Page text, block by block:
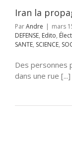
SOCIETEIran la
ParAndre | mars
DEFENSE, Edito,
SANTE, SCIENCE,
Des personnes
dans une rue [...]